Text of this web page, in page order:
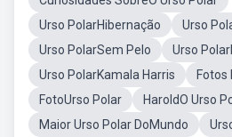
Urso PolarHibernação
Urso
Urso PolarSem Pelo
Urso
Urso PolarKamala Harris
Fotos
FotoUrso Polar
HaroldO Urso
Maior Urso Polar DoMundo